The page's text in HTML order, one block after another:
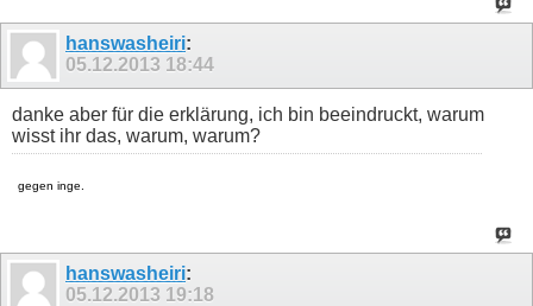
hanswasheiri:
05.12.2013 18:44
danke aber für die erklärung, ich bin beeindruckt, warum
wisst ihr das, warum, warum?
gegen inge.
hanswasheiri:
05.12.2013 19:18